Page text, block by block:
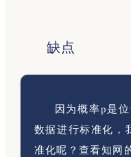
缺点
因为概率p是
数据进行标准化，
准化呢？查看知网